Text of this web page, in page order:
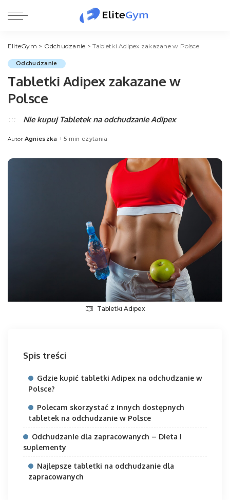
EliteGym > Odchudzanie >Tabletki Adipex zakazane w Polsce
Odchudzanie
Tabletki Adipex zakazane w
Polsce
Nie kupuj Tabletek na odchudzanie Adipex
Posted
Autor Agnieszka 5 min czytania
Tabletki Adipex
Spis treści
Gdzie kupić tabletki Adipex na odchudzanie w
Polsce?
Polecam skorzystać z innych dostępnych
tabletek na odchudzanie w Polsce
Odchudzanie dla zapracowanych – Dieta i
suplementy
Najlepsze tabletki na odchudzanie dla
zapracowanych